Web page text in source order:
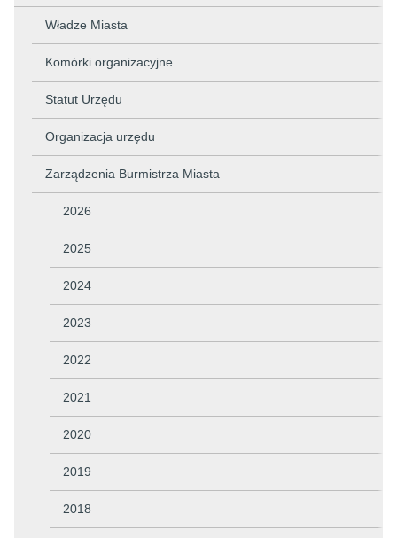
Władze Miasta
Komórki organizacyjne
Statut Urzędu
Organizacja urzędu
Zarządzenia Burmistrza Miasta
2026
2025
2024
2023
2022
2021
2020
2019
2018